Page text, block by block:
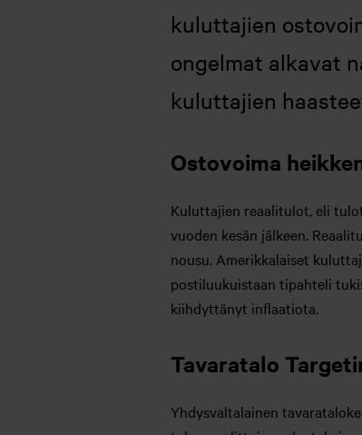
kuluttajien
ongelmat alkavat
kuluttajien
Ostovoima
Kuluttajien reaalitulot, eli
vuoden kesän jälkeen.
nousu. Amerikkalaiset
postiluukuistaan tipahteli
kiihdyttänyt inflaatiota.
Tavaratalo
Yhdysvaltalainen